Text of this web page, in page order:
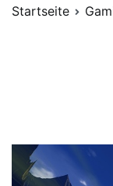
Startseite